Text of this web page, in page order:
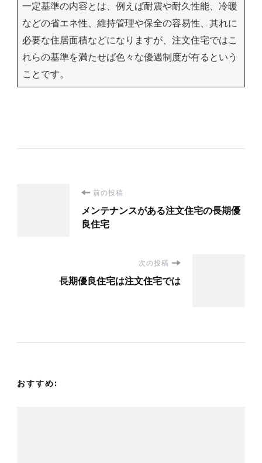
一定基準の内容とは、例えば耐震や耐久性能、冷暖
などの省エネ性、維持管理や保全の容易性、其れに
必要な住居面積などになりますが、注文住宅ではこ
れらの基準を満たせば色々な優遇制度が有るという
ことです。
ー
前の投稿
メンテナンスがある注文住宅の長期優
良住宅
次の投稿
長期優良住宅は注文住宅では
おすすめ: